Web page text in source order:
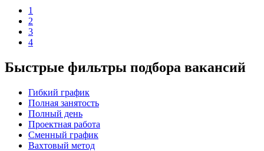
1
2
3
4
Быстрые фильтры подбора вакансий
Гибкий график
Полная занятость
Полный день
Проектная работа
Сменный график
Вахтовый метод